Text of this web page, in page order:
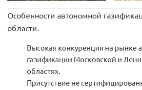
Особенности автономной
области.
Высокая конкуренция на рынке
газификации Московской и
областях.
Присутствие не